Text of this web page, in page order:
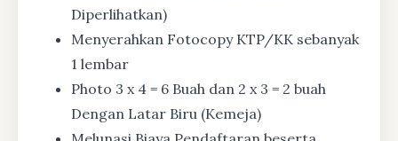
Diperlihatkan)
Menyerahkan Fotocopy KTP/KK sebanyak
1 lembar
Photo 3 x 4 = 6 Buah dan 2 x 3 = 2 buah
Dengan Latar Biru (Kemeja)